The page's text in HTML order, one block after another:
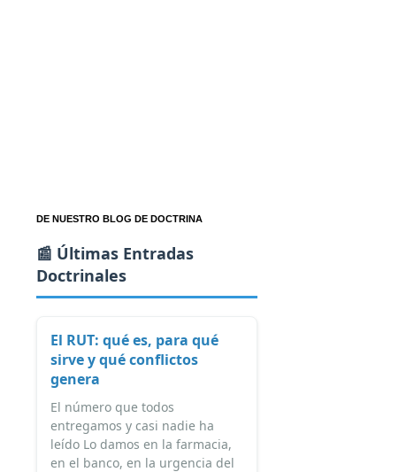
DE NUESTRO BLOG DE DOCTRINA
📰 Últimas Entradas
Doctrinales
El RUT: qué es, para qué
sirve y qué conflictos
genera
El número que todos
entregamos y casi nadie ha
leído Lo damos en la farmacia,
en el banco, en la urgencia del